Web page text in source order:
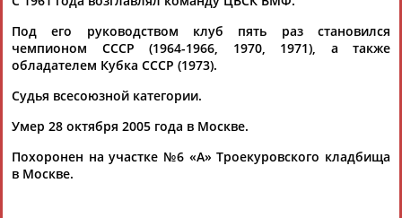
АБДУЛАЕВ
АБДУЛАЕВ
АБДУЛАЗИЗОВ
Под его руководством клуб пять раз становился
чемпионом СССР (1964-1966, 1970, 1971), а также
обладателем Кубка СССР (1973).
Судья всесоюзной категории.
Умер 28 октября 2005 года в Москве.
Похоронен на участке №6 «А» Троекуровского кладбища
в Москве.